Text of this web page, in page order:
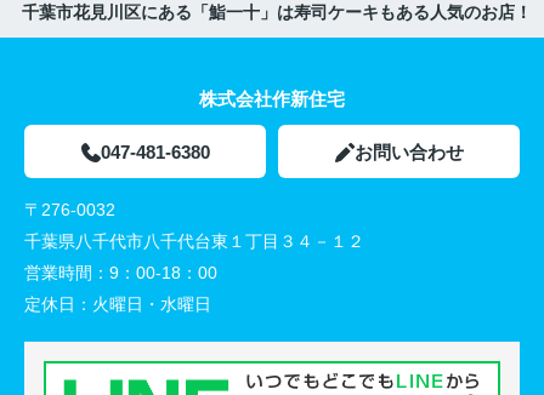
千葉市花見川区にある「鮨一十」は寿司ケーキもある人気のお店！
株式会社作新住宅
047-481-6380 お問い合わせ
〒276-0032
千葉県八千代市八千代台東１丁目３４－１２
営業時間： 9：00-18：00
定休日： 火曜日・水曜日